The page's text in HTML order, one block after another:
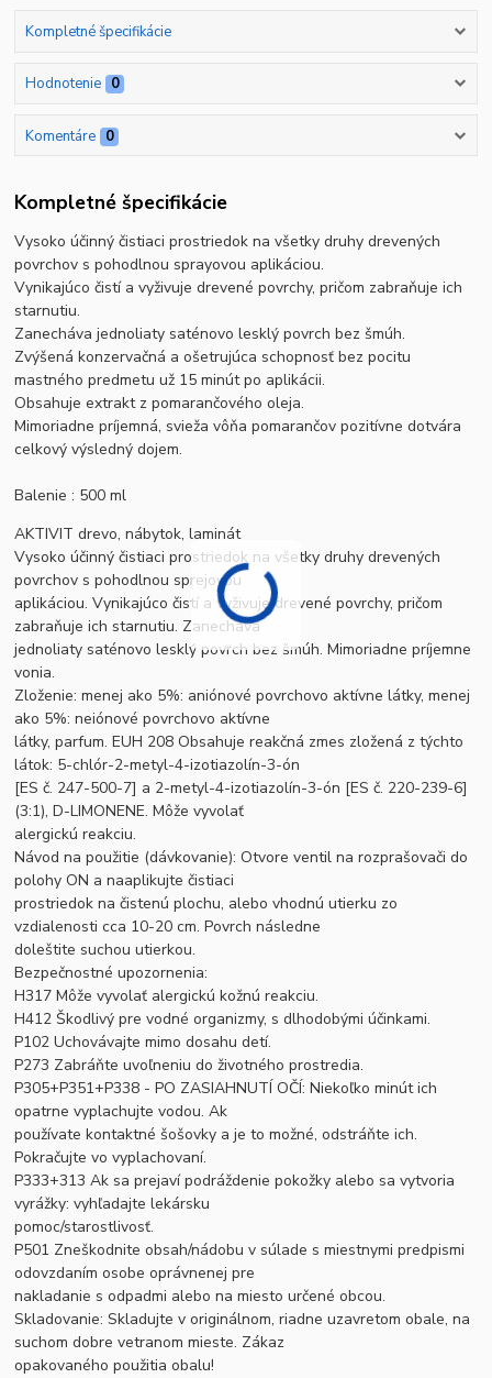
Kompletné špecifikácie
Hodnotenie 0
Komentáre 0
Kompletné špecifikácie
Vysoko účinný čistiaci prostriedok na všetky druhy drevených
povrchov s pohodlnou sprayovou aplikáciou.
Vynikajúco čistí a vyživuje drevené povrchy, pričom zabraňuje ich
starnutiu.
Zanecháva jednoliaty saténovo lesklý povrch bez šmúh.
Zvýšená konzervačná a ošetrujúca schopnosť bez pocitu
mastného predmetu už 15 minút po aplikácii.
Obsahuje extrakt z pomarančového oleja.
Mimoriadne príjemná, svieža vôňa pomarančov pozitívne dotvára
celkový výsledný dojem.
Balenie : 500 ml
AKTIVIT drevo, nábytok, laminát
Vysoko účinný čistiaci prostriedok na všetky druhy drevených
povrchov s pohodlnou sprejovou
aplikáciou. Vynikajúco čistí a vyživuje drevené povrchy, pričom
zabraňuje ich starnutiu. Zanecháva
jednoliaty saténovo lesklý povrch bez šmúh. Mimoriadne príjemne
vonia.
Zloženie: menej ako 5%: aniónové povrchovo aktívne látky, menej
ako 5%: neiónové povrchovo aktívne
látky, parfum. EUH 208 Obsahuje reakčná zmes zložená z týchto
látok: 5-chlór-2-metyl-4-izotiazolín-3-ón
[ES č. 247-500-7] a 2-metyl-4-izotiazolín-3-ón [ES č. 220-239-6]
(3:1), D-LIMONENE. Môže vyvolať
alergickú reakciu.
Návod na použitie (dávkovanie): Otvore ventil na rozprašovači do
polohy ON a naaplikujte čistiaci
prostriedok na čistenú plochu, alebo vhodnú utierku zo
vzdialenosti cca 10-20 cm. Povrch následne
doleštite suchou utierkou.
Bezpečnostné upozornenia:
H317 Môže vyvolať alergickú kožnú reakciu.
H412 Škodlivý pre vodné organizmy, s dlhodobými účinkami.
P102 Uchovávajte mimo dosahu detí.
P273 Zabráňte uvoľneniu do životného prostredia.
P305+P351+P338 - PO ZASIAHNUTÍ OČÍ: Niekoľko minút ich
opatrne vyplachujte vodou. Ak
používate kontaktné šošovky a je to možné, odstráňte ich.
Pokračujte vo vyplachovaní.
P333+313 Ak sa prejaví podráždenie pokožky alebo sa vytvoria
vyrážky: vyhľadajte lekársku
pomoc/starostlivosť.
P501 Zneškodnite obsah/nádobu v súlade s miestnymi predpismi
odovzdaním osobe oprávnenej pre
nakladanie s odpadmi alebo na miesto určené obcou.
Skladovanie: Skladujte v originálnom, riadne uzavretom obale, na
suchom dobre vetranom mieste. Zákaz
opakovaného použitia obalu!